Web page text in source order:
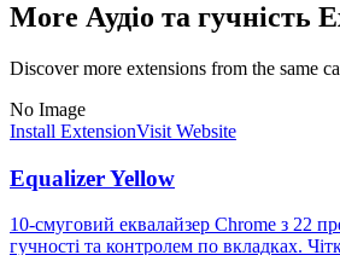
More Аудіо та гучність
Discover more extensions from the same
No Image
Install ExtensionVisit Website
Equalizer Yellow
10-смуговий еквалайзер Chrome з 22
гучності та контролем по вкладках.